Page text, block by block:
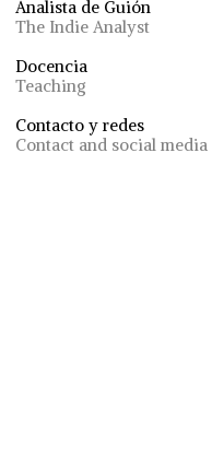
Analista de Guión
The Indie Analyst
Docencia
Teaching
Contacto y redes
Contact and social media